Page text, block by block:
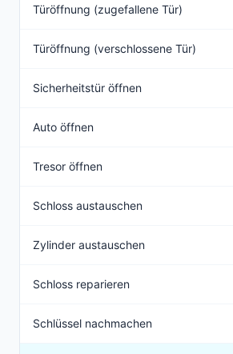
Türöffnung (zugefallene Tür)
Türöffnung (verschlossene Tür)
Sicherheitstür öffnen
Auto öffnen
Tresor öffnen
Schloss austauschen
Zylinder austauschen
Schloss reparieren
Schlüssel nachmachen